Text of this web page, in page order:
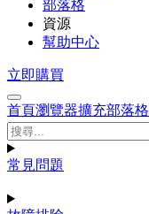
部落格
資源
幫助中心
立即購買
首頁瀏覽器擴充部落格
常見問題